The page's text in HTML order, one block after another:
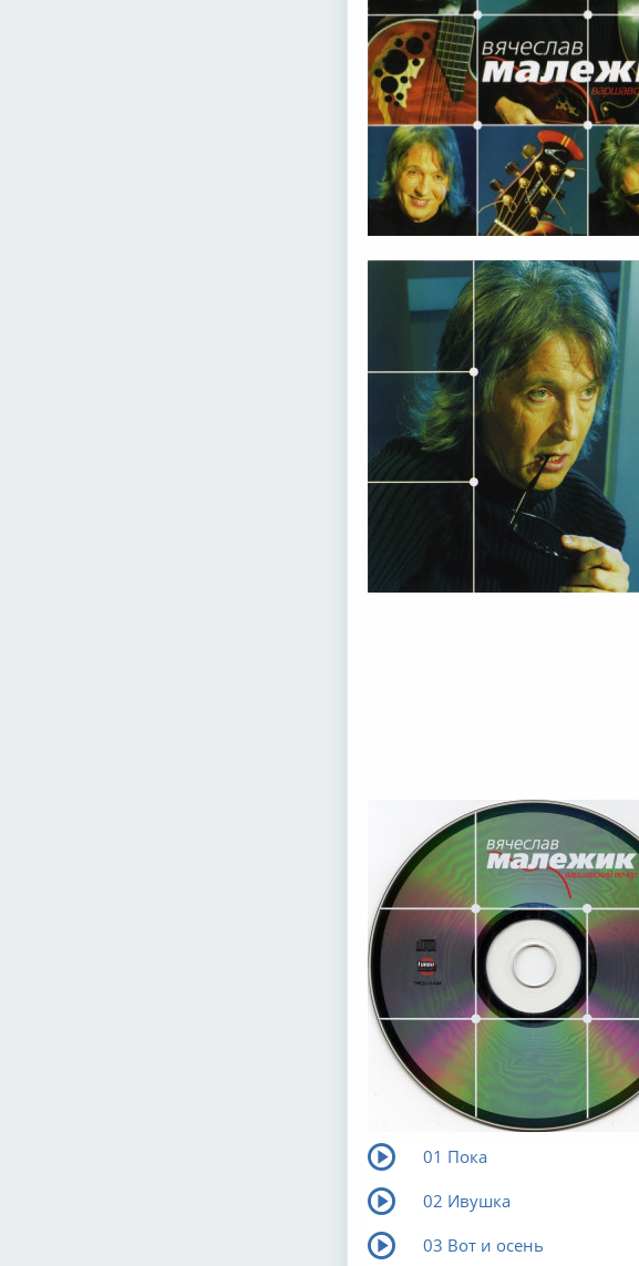
01 Пока
02 Ивушка
03 Вот и осень